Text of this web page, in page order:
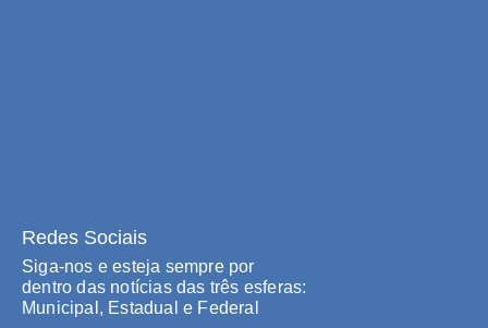
Redes Sociais
Siga-nos e esteja sempre por
dentro das notícias das três esferas:
Municipal, Estadual e Federal